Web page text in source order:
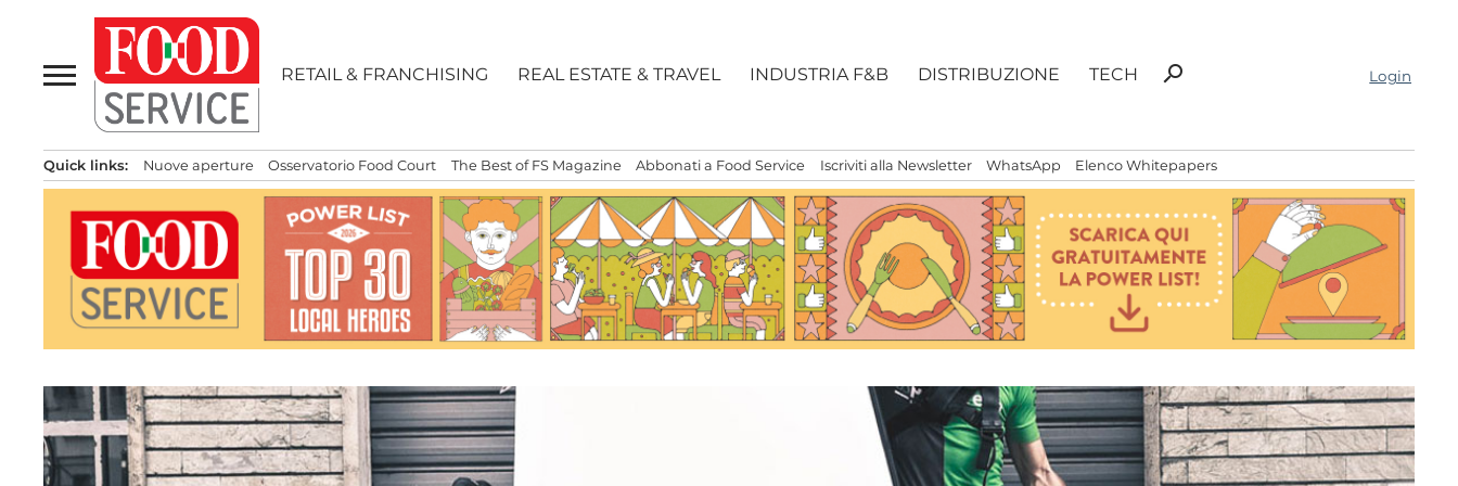
contenuto
RETAIL & FRANCHISING REAL ESTATE & TRAVEL INDUSTRIA F&B DISTRIBUZIONE TECH
Ricerca
search Login
Quick links: Nuove aperture Osservatorio Food Court The Best of FS Magazine Abbonati a Food Service Iscriviti alla Newsletter WhatsApp Elenco Whitepapers